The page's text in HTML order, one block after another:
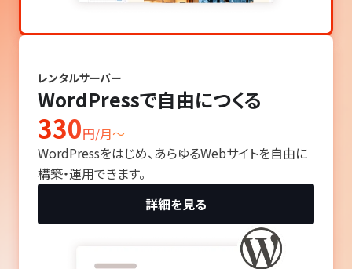
レンタルサーバー
WordPressで自由につくる
330円/月〜
WordPressをはじめ、あらゆるWebサイトを自由に
構築・運用できます。
詳細を見る